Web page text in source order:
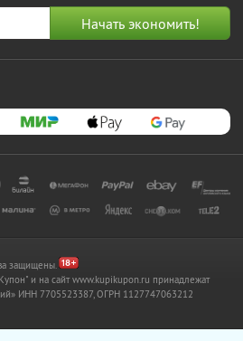
защищены.
и на сайт www.kupikupon.ru принадлежат
ИНН 7705523387, ОГРН 1127747063212